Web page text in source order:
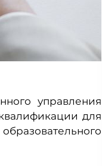
управления
для